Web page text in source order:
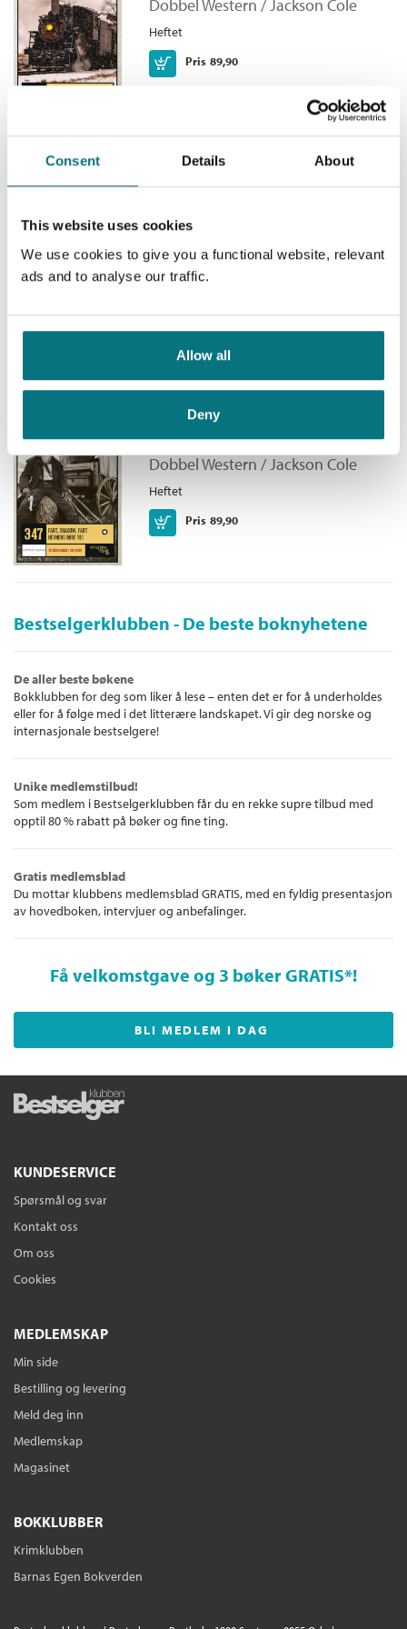
Consent Details About
This website uses cookies
We use cookies to give you a functional website, relevant
ads and to analyse our traffic.
Allow all
Deny
Antall sider: 256
Originaltittel:
Raidens of the Rio Grande/Reach
for Gold
Serie:
vognen. Plutselig hørte han forsiktige skritt over perrongen. Tre
skikkelser dukket opp i mørket. Med et splintrende brak
sprengte de døren og styrtet inn med skuddklare revolvere.
Dobbel Western /Jackson Cole
Heftet
Pris 89,90
Kjøp
Under falskt flagg/Dødens
Dobbel Western / Jackson Cole
Heftet
Fart, Shadow, fart/Hevnens
røde vei
Dobbel Western /Jackson Cole
Heftet
Pris 89,90
Kjøp
Bestselgerklubben - De beste boknyhetene
De aller beste bøkene
Bokklubben for deg som liker å lese – enten det er for å underholdes
eller for å følge med i det litterære landskapet. Vi gir deg norske og
internasjonale bestselgere!
Unike medlemstilbud!
Som medlem i Bestselgerklubben får du en rekke supre tilbud med
opptil 80 % rabatt på bøker og fine ting.
Gratis medlemsblad
Du mottar klubbens medlemsblad GRATIS, med en fyldig presentasjon
av hovedboken, intervjuer og anbefalinger.
Få velkomstgave og 3 bøker GRATIS*!
BLI MEDLEM I DAG
KUNDESERVICE
Spørsmål og svar
Kontakt oss
Om oss
Cookies
MEDLEMSKAP
Min side
Bestilling og levering
Meld deg inn
Medlemskap
Magasinet
BOKKLUBBER
Krimklubben
Barnas Egen Bokverden